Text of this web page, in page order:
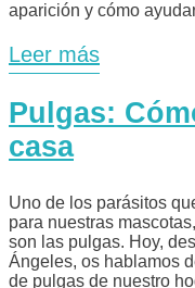
aparición y cómo
Leer más
Pulgas:
casa
Uno de los parásitos
para nuestras
son las pulgas. Hoy,
Ángeles, os hablamos
de pulgas de nuestro